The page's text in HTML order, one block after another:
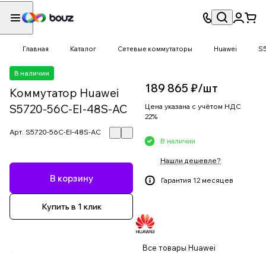
Главная Каталог Сетевые коммутаторы Huawei
В наличии
Коммутатор Huawei
S5720-56C-EI-48S-AC
Арт. S5720-56C-EI-48S-AC
В корзину
Купить в 1 клик
189 865 ₽/шт
Цена указана с учётом НДС
22%
В наличии
Нашли дешевле?
Гарантия 12 месяцев
Все товары Huawei